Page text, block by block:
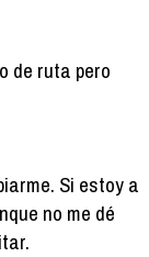
de ruta pero
Si estoy a
no me dé